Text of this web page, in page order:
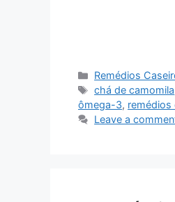
Categories
Remédios
Tags
chá de camomila
ômega-3, remédios
Leave a